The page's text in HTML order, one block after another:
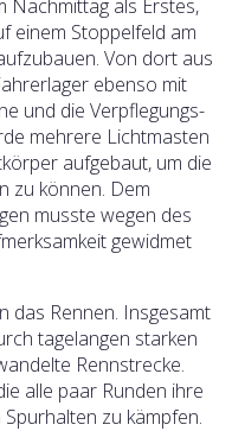
Nachmittag als Erstes,
einem Stoppelfeld am
Von dort aus
ebenso mit
und die Verpflegungs-
mehrere Lichtmasten
aufgebaut, um die
zu können. Dem
musste wegen des
gewidmet
das Rennen. Insgesamt
tagelangen starken
Rennstrecke.
alle paar Runden ihre
zu kämpfen.